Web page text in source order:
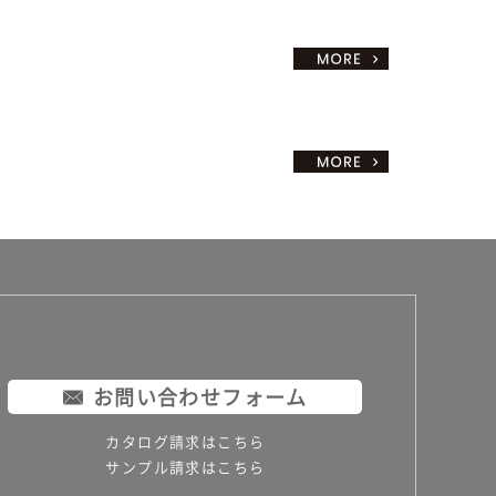
お問い合わせフォーム
カタログ請求はこちら
サンプル請求はこちら